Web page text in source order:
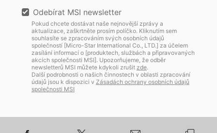
Odebírat MSI newsletter
Pokud chcete dostávat naše nejnovější zprávy a
aktualizace, zaškrtněte prosím políčko. Kliknutím sem
souhlasíte se zpracováním svých osobních údajů
společností [Micro-Star International Co., LTD.] za účelem
zasílání informací o [produktech, službách a připravovaných
akcích společnosti MSI]. Upozorňujeme, že odběr
newsletterů MSI můžete kdykoli zrušit zde.
Další podrobnosti o našich činnostech v oblasti zpracování
údajů jsou k dispozici v Zásadách ochrany osobních údajů
společnosti MSI